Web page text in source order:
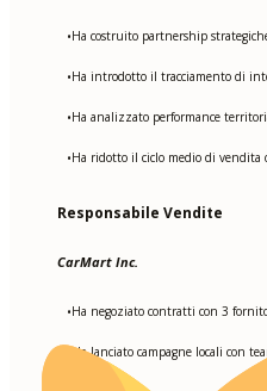
•Ha costruito partnership
•Ha introdotto il tracciamento di
•Ha analizzato performance
•Ha ridotto il ciclo medio di vendita
Responsabile Vendite
CarMart Inc.
•Ha negoziato contratti con 3
Ha lanciato campagne locali con